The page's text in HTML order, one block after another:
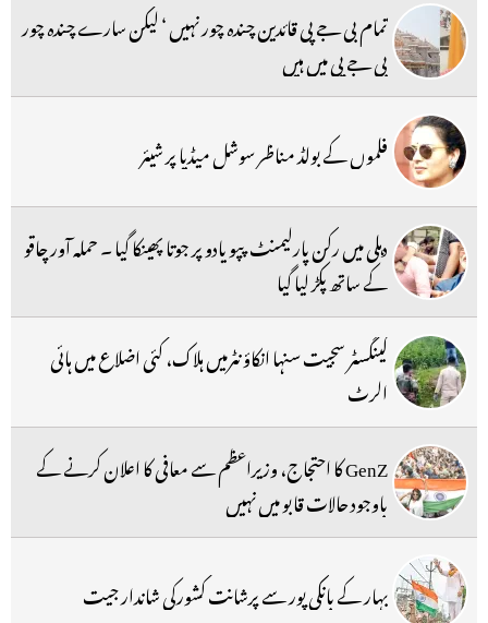
تمام بی جے پی قائدین چندہ چور نہیں ‘ لیکن سارے چندہ چور
بی جے پی میں ہیں
فلموں کے بولڈ مناظر سوشل میڈیا پر شیئر
دہلی میں رکن پارلیمنٹ پپو یادو پر جوتا پھینکا گیا ۔ حملہ آور چاقو
کے ساتھ پکڑ لیا گیا
گینگسٹر سجیت سنہا انکاؤنٹرمیں ہلاک، کئی اضلاع میں ہائی
الرٹ
GenZ کا احتجاج، وزیراعظم سے معافی کا اعلان کرنے کے
باوجود حالات قابو میں نہیں
بہار کے بانکی پور سے پرشانت کشورکی شاندار جیت